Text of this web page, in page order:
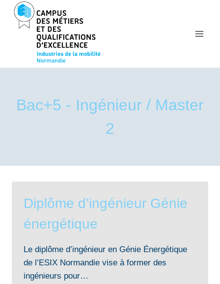
Aller
Bac+5 - Ingénieur / Master
2
Diplôme d’ingénieur Génie
énergétique
Le diplôme d’ingénieur en Génie Énergétique
de l’ESIX Normandie vise à former des
ingénieurs pour…